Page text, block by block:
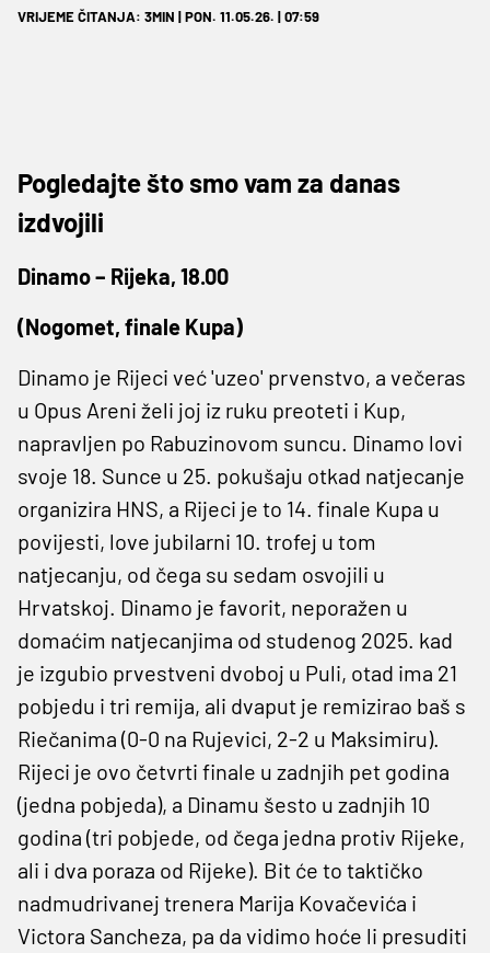
VRIJEME ČITANJA: 3MIN | PON. 11.05.26. | 07:59
Pogledajte što smo vam za danas
izdvojili
Dinamo – Rijeka, 18.00
(Nogomet, finale Kupa)
Dinamo je Rijeci već 'uzeo' prvenstvo, a večeras
u Opus Areni želi joj iz ruku preoteti i Kup,
napravljen po Rabuzinovom suncu. Dinamo lovi
svoje 18. Sunce u 25. pokušaju otkad natjecanje
organizira HNS, a Rijeci je to 14. finale Kupa u
povijesti, love jubilarni 10. trofej u tom
natjecanju, od čega su sedam osvojili u
Hrvatskoj. Dinamo je favorit, neporažen u
domaćim natjecanjima od studenog 2025. kad
je izgubio prvestveni dvoboj u Puli, otad ima 21
pobjedu i tri remija, ali dvaput je remizirao baš s
Riečanima (0-0 na Rujevici, 2-2 u Maksimiru).
Rijeci je ovo četvrti finale u zadnjih pet godina
(jedna pobjeda), a Dinamu šesto u zadnjih 10
godina (tri pobjede, od čega jedna protiv Rijeke,
ali i dva poraza od Rijeke). Bit će to taktičko
nadmudrivanej trenera Marija Kovačevića i
Victora Sancheza, pa da vidimo hoće li presuditi